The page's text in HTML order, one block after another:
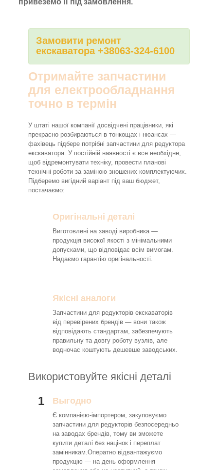
привеземо її під замовлення.
Замовити ремонт
екскаватора +38063-324-6100
Отримайте запчастини
для електрообладнання
точно в термін
У штаті нашої компанії досвідчені працівники, які
прекрасно розбираються в тонкощах і нюансах —
фахівець підбере потрібні запчастини для редуктора
екскаватора. У постійній наявності є все необхідне,
щоб відремонтувати техніку, провести планові
технічні роботи за заміною зношених комплектуючих.
Підберемо вигідний варіант під ваш бюджет,
постачаємо:
Оригінальні деталі
Виготовлені на заводі виробника —
продукція високої якості з мінімальними
допусками, що відповідає всім вимогам.
Надаємо гарантію оригінальності.
Якісні аналоги
Запчастини для редукторів екскаваторів
від перевірених брендів — вони також
відповідають стандартам, забезпечують
правильну та довгу роботу вузлів, але
водночас коштують дешевше заводських.
Використовуйте якісні деталі
1 Выгодно
Є компанією-імпортером, закуповуємо
запчастини для редукторів безпосередньо
на заводах брендів, тому ви зможете
купити деталі без націнок і переплат
замінникам.Оператно відвантажуємо
продукцію — на день оформлення